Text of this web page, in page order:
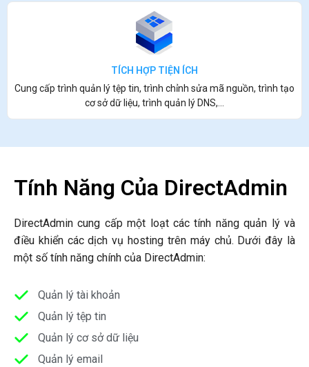
TÍCH HỢP TIỆN ÍCH
Cung cấp trình quản lý tệp tin, trình chỉnh sửa mã nguồn, trình tạo
cơ sở dữ liệu, trình quản lý DNS,...
Tính Năng Của DirectAdmin
DirectAdmin cung cấp một loạt các tính năng quản lý và
điều khiển các dịch vụ hosting trên máy chủ. Dưới đây là
một số tính năng chính của DirectAdmin:
Quản lý tài khoản
Quản lý tệp tin
Quản lý cơ sở dữ liệu
Quản lý email